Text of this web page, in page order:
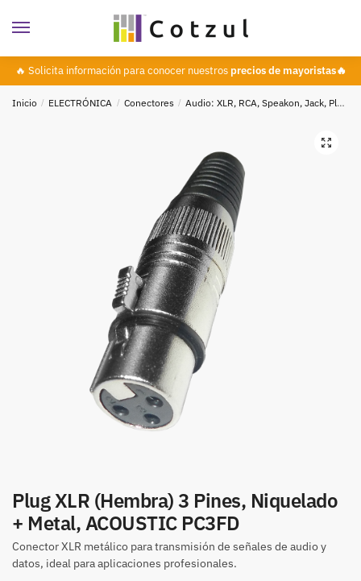
🔥 Solicita información para conocer nuestros precios de mayoristas🔥
Inicio / ELECTRÓNICA / Conectores / Audio: XLR, RCA, Speakon, Jack, Plug
🔍
Plug XLR (Hembra) 3 Pines, Niquelado
+ Metal, ACOUSTIC PC3FD
Conector XLR metálico para transmisión de señales de audio y
datos, ideal para aplicaciones profesionales.